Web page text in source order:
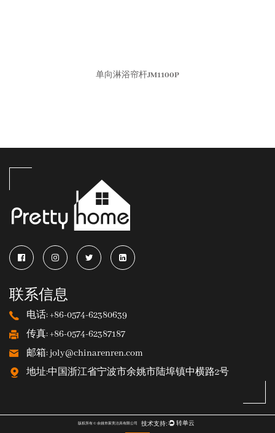
单向淋浴帘杆JM1100P
联系信息
电话: +86-0574-62380639
传真: +86-0574-62387187
邮箱: joly@chinarenren.com
地址:中国浙江省宁波市余姚市陆埠镇中横路2号
版权所有 © 余姚市家美洁具有限公司